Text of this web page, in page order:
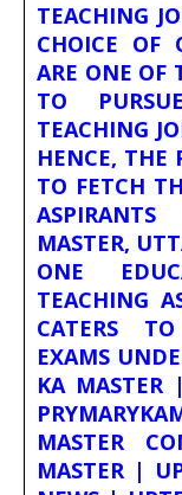
TEACHING
CHOICE OF
ARE ONE OF
TO
TEACHING
HENCE, THE
TO FETCH
MASTER,
ONE
TEACHING
CATERS
EXAMS
KA MASTER
MASTER
MASTER |